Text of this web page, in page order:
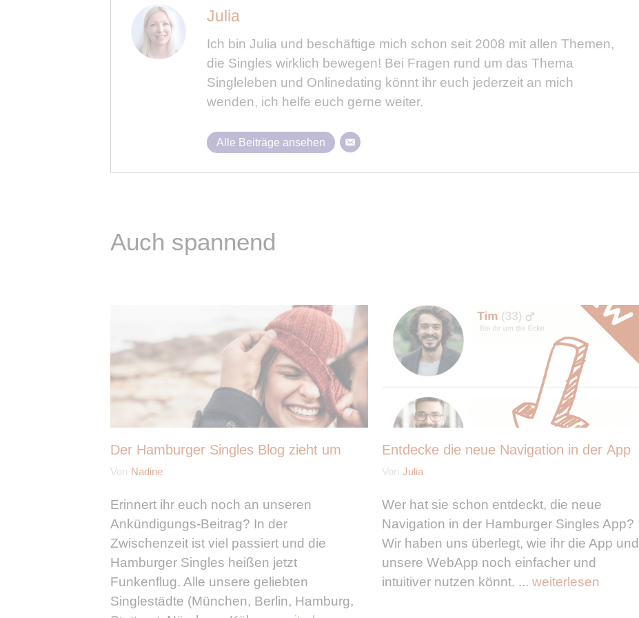
Julia
Ich bin Julia und beschäftige mich schon seit 2008 mit allen Themen,
die Singles wirklich bewegen! Bei Fragen rund um das Thema
Singleleben und Onlinedating könnt ihr euch jederzeit an mich
wenden, ich helfe euch gerne weiter.
Alle Beiträge ansehen
Auch spannend
Der Hamburger Singles Blog zieht um
Von Nadine
Erinnert ihr euch noch an unseren
Ankündigungs-Beitrag? In der
Zwischenzeit ist viel passiert und die
Hamburger Singles heißen jetzt
Funkenflug. Alle unsere geliebten
Singlestädte (München, Berlin, Hamburg,
Entdecke die neue Navigation in der App
Von Julia
Wer hat sie schon entdeckt, die neue
Navigation in der Hamburger Singles App?
Wir haben uns überlegt, wie ihr die App und
unsere WebApp noch einfacher und
intuitiver nutzen könnt. ... weiterlesen